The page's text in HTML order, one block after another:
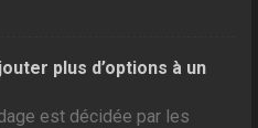
plus d’options à un
est décidée par les